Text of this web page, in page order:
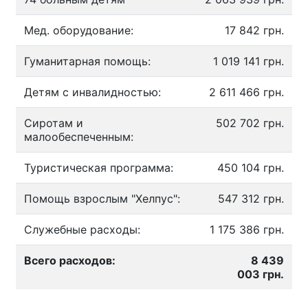
Мед. оборудование: 17 842 грн.
Гуманитарная помощь: 1 019 141 грн.
Детям с инвалидностью: 2 611 466 грн.
Сиротам и
малообеспеченным:
502 702 грн.
Туристическая программа: 450 104 грн.
Помощь взрослым "Хелпус": 547 312 грн.
Служебные расходы: 1 175 386 грн.
Всего расходов:
8 439
003 грн.